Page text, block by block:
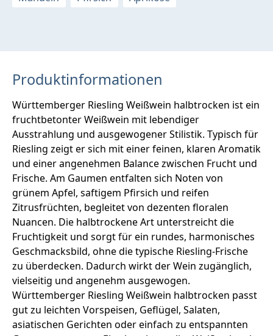
Produktinformationen
Württemberger Riesling Weißwein halbtrocken ist ein
fruchtbetonter Weißwein mit lebendiger
Ausstrahlung und ausgewogener Stilistik. Typisch für
Riesling zeigt er sich mit einer feinen, klaren Aromatik
und einer angenehmen Balance zwischen Frucht und
Frische. Am Gaumen entfalten sich Noten von
grünem Apfel, saftigem Pfirsich und reifen
Zitrusfrüchten, begleitet von dezenten floralen
Nuancen. Die halbtrockene Art unterstreicht die
Fruchtigkeit und sorgt für ein rundes, harmonisches
Geschmacksbild, ohne die typische Riesling-Frische
zu überdecken. Dadurch wirkt der Wein zugänglich,
vielseitig und angenehm ausgewogen.
Württemberger Riesling Weißwein halbtrocken passt
gut zu leichten Vorspeisen, Geflügel, Salaten,
asiatischen Gerichten oder einfach zu entspannten